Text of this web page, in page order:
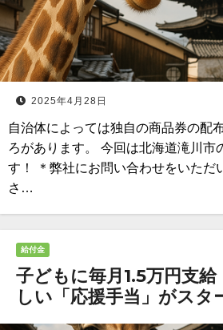
2025年4月28日
自治体によっては独自の商品券の配
ろがあります。 今回は北海道滝川市
す！ ＊弊社にお問い合わせをいただ
さ…
給付金
子どもに毎月1.5万円支
しい「応援手当」がスタ